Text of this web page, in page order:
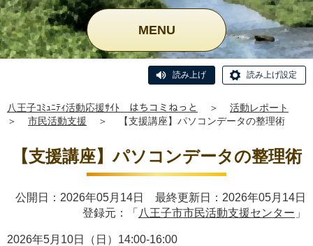
MENU
読み上げ 読み上げ設定
八王子ｺﾐｭﾆﾃｨ活動応援ｻｲﾄ はちコミねっと ＞
活動レポート
＞
市民活動支援 ＞ 【支援講座】パソコンデータの整理術
【支援講座】パソコンデータの整理術
公開日：2026年05月14日 最終更新日：2026年05月14日
登録元：「 八王子市市民活動支援センター 」
2026年5月10日（日）14:00-16:00